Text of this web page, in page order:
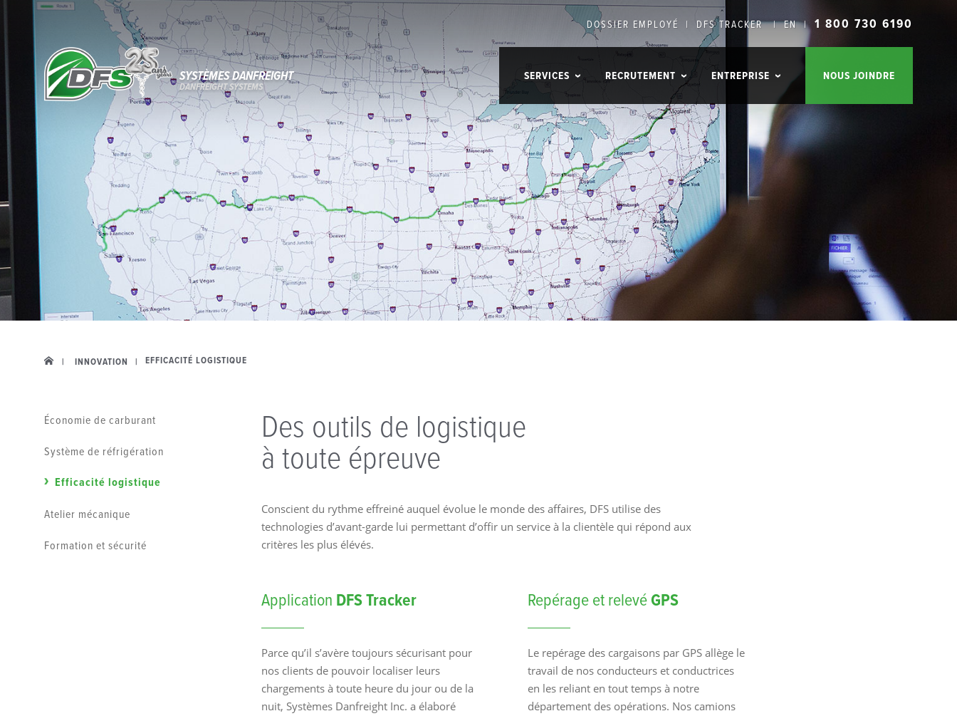
DOSSIER EMPLOYÉ | DFS TRACKER | EN | 1 800 730 6190
SYSTÈMES DANFREIGHT
DANFREIGHT SYSTEMS
SERVICES RECRUTEMENT ENTREPRISE NOUS JOINDRE
| INNOVATION | EFFICACITÉ LOGISTIQUE
Économie de carburant
Système de réfrigération
Efficacité logistique
Atelier mécanique
Formation et sécurité
Des outils de logistique
à toute épreuve
Conscient du rythme effreiné auquel évolue le monde des affaires, DFS utilise des
technologies d’avant-garde lui permettant d’offir un service à la clientèle qui répond aux
critères les plus élévés.
Application DFS Tracker
Parce qu’il s’avère toujours sécurisant pour
nos clients de pouvoir localiser leurs
chargements à toute heure du jour ou de la
nuit, Systèmes Danfreight Inc. a élaboré
Repérage et relevéGPS
Le repérage des cargaisons par GPS allège le
travail de nos conducteurs et conductrices
en les reliant en tout temps à notre
département des opérations. Nos camions